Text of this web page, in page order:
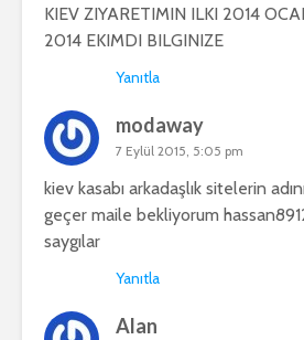
KIEV ZIYARETIMIN ILKI 2014
2014 EKIMDI BILGINIZE
Yanıtla
modaway
7 Eylül 2015, 5:05 pm
kiev kasabı arkadaşlık sitelerin
geçer maile bekliyorum
saygılar
Yanıtla
Alan